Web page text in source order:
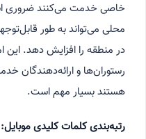
خاصی خدمت می‌کنند ضروری
محلی می‌تواند به طور
در منطقه را افزایش دهد. این
رستوران‌ها و ارائه‌دهندگان
هستند بسیار مهم است.
رتبه‌بندی کلمات کلیدی موبایل: